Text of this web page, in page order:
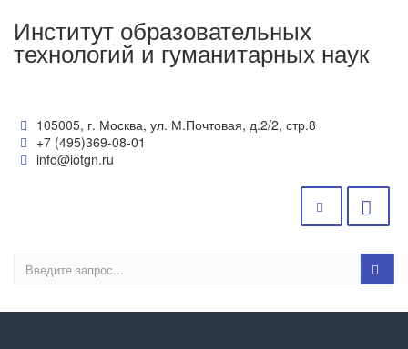
Институт образовательных
технологий и гуманитарных наук
105005, г. Москва, ул. М.Почтовая, д.2/2, стр.8
+7 (495)369-08-01
info@iotgn.ru